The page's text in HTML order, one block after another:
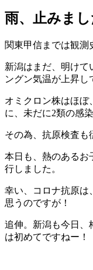
科
院
年
6
28
木
内
科
小
児
科
院
雨、止みまし
関東甲信までは観測
新潟はまだ、明けて
ングン気温が上昇し
オミクロン株はほぼ
に、未だに2類の感染
その為、抗原検査も
本日も、熱のあるお
行しました。
幸い、コロナ抗原は
思うのですが！
追伸。新潟も今日、
は初めてですねー！